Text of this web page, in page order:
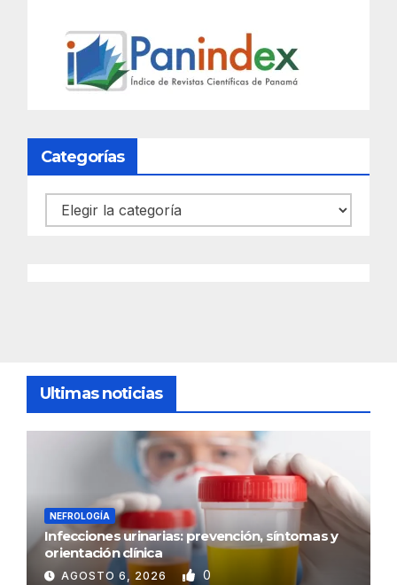
Categorías
Categorías
Ultimas noticias
NEFROLOGÍA
Infecciones urinarias: prevención, síntomas y
orientación clínica
AGOSTO 6, 2026 0